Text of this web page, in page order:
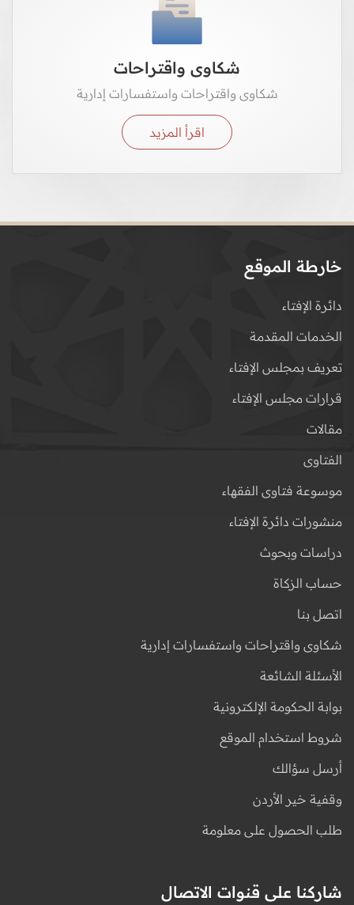
شكاوى واقتراحات
شكاوى واقتراحات واستفسارات إدارية
اقرأ المزيد
خارطة الموقع
دائرة الإفتاء
الخدمات المقدمة
تعريف بمجلس الإفتاء
قرارات مجلس الإفتاء
مقالات
الفتاوى
موسوعة فتاوى الفقهاء
منشورات دائرة الإفتاء
دراسات وبحوث
حساب الزكاة
اتصل بنا
شكاوى واقتراحات واستفسارات إدارية
الأسئلة الشائعة
بوابة الحكومة الإلكترونية
شروط استخدام الموقع
أرسل سؤالك
وقفية خير الأردن
طلب الحصول على معلومة
شاركنا على قنوات الاتصال